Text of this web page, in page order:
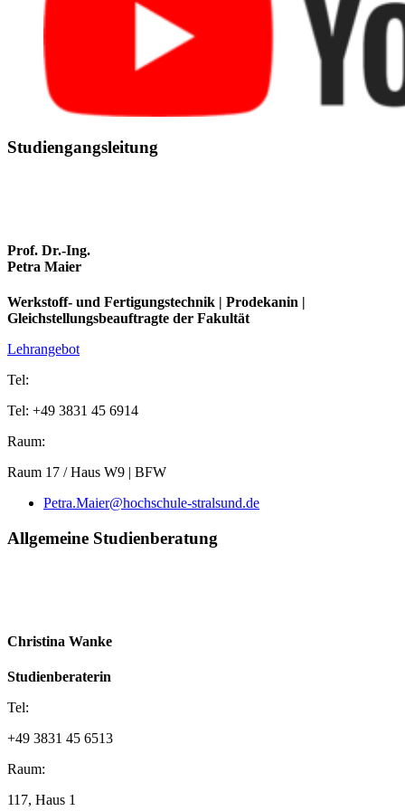
Stu­di­en­gangs­lei­tung
Prof. Dr.-Ing.
Petra Maier
Werkstoff- und Fertigungstechnik | Prodekanin |
Gleichstellungsbeauftragte der Fakultät
Lehrangebot
Tel:
Tel: +49 3831 45 6914
Raum:
Raum 17 / Haus W9 | BFW
Petra.Maier@hochschule-stralsund.de
All­ge­mei­ne Stu­di­en­be­ra­tung
Christina Wanke
Studienberaterin
Tel:
+49 3831 45 6513
Raum:
117, Haus 1